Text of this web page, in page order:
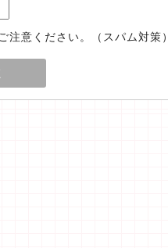
注意ください。（スパム対策）